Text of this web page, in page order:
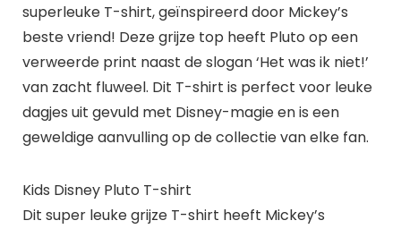
superleuke T-shirt, geïnspireerd door Mickey’s
beste vriend! Deze grijze top heeft Pluto op een
verweerde print naast de slogan ‘Het was ik niet!’
van zacht fluweel. Dit T-shirt is perfect voor leuke
dagjes uit gevuld met Disney-magie en is een
geweldige aanvulling op de collectie van elke fan.
Kids Disney Pluto T-shirt
Dit super leuke grijze T-shirt heeft Mickey’s